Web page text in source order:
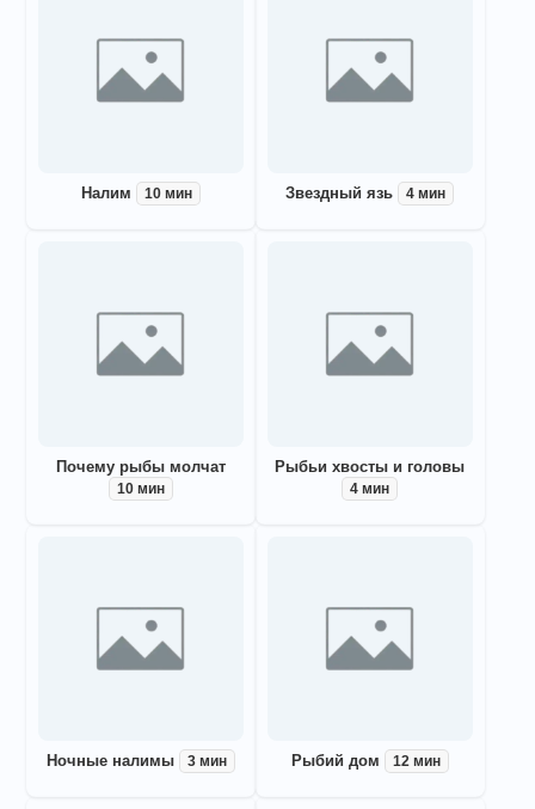
Налим 10 мин Звездный язь 4 мин
Почему рыбы молчат
10 мин
Рыбьи хвосты и головы
4 мин
Ночные налимы 3 мин Рыбий дом 12 мин